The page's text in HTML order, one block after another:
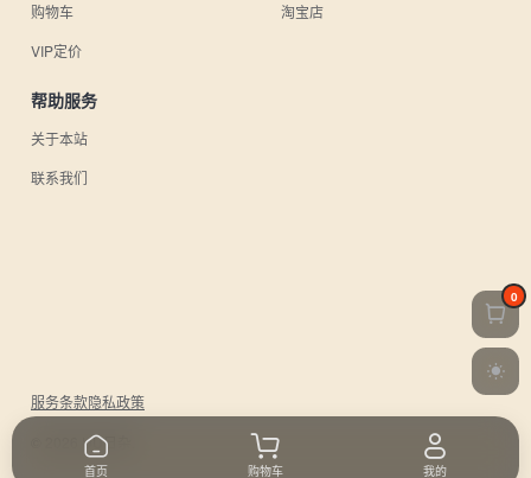
购物车
VIP定价
淘宝店
帮助服务
关于本站
联系我们
服务条款隐私政策
© 2026 UU日杂.
0
首页 购物车 我的